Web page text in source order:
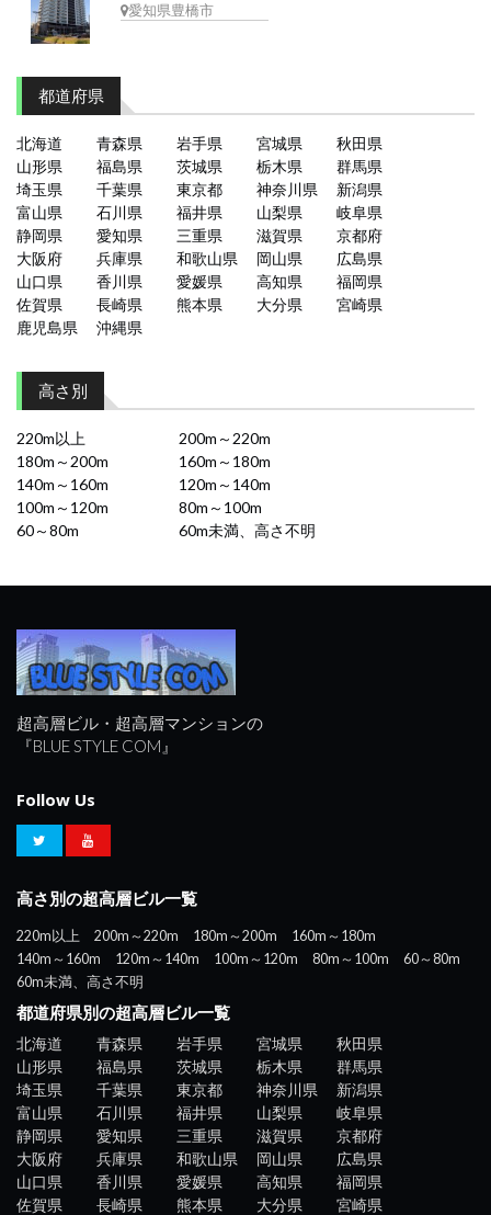
愛知県豊橋市
都道府県
北海道 青森県 岩手県 宮城県
秋田県
山形県
福島県 茨城県 栃木県
群馬県
埼玉県
千葉県 東京都 神奈川県
新潟県
富山県
石川県 福井県 山梨県
岐阜県
静岡県
愛知県 三重県 滋賀県
京都府
大阪府
兵庫県 和歌山県 岡山県
広島県
山口県
香川県 愛媛県 高知県
福岡県
佐賀県
長崎県 熊本県 大分県
宮崎県
鹿児島県
沖縄県
高さ別
220m以上
200m～220m
180m～200m
160m～180m
140m～160m
120m～140m
100m～120m
80m～100m
60～80m
60m未満、高さ不明
超高層ビル・超高層マンションの
『BLUE STYLE COM』
Follow Us
高さ別の超高層ビル一覧
220m以上 200m～220m 180m～200m
160m～180m
140m～160m
120m～140m 100m～120m 80m～100m
60～80m
60m未満、高さ不明
都道府県別の超高層ビル一覧
北海道 青森県 岩手県 宮城県
秋田県
山形県
福島県 茨城県 栃木県
群馬県
埼玉県
千葉県 東京都 神奈川県
新潟県
富山県
石川県 福井県 山梨県
岐阜県
静岡県
愛知県 三重県 滋賀県
京都府
大阪府
兵庫県 和歌山県 岡山県
広島県
山口県
香川県 愛媛県 高知県
福岡県
佐賀県
長崎県 熊本県 大分県 宮崎県